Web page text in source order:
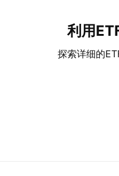
利用
探索详细的